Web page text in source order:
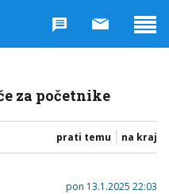
Forum
za početnike
prati temu na kraj
pon 13.1.2025 22:03